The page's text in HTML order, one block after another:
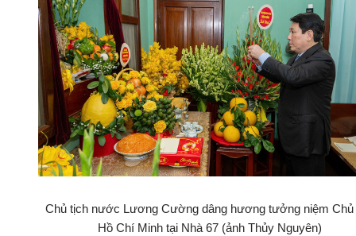
Chủ tịch nước Lương Cường dâng hương tưởng niệm Chủ
Hồ Chí Minh tại Nhà 67 (ảnh Thủy Nguyên)